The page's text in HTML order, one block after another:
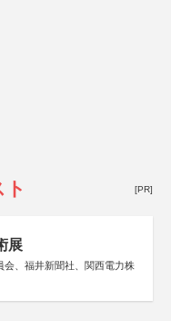
[PR]
展
、福井新聞社、関西電力株